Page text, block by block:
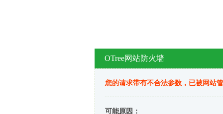
OTree网站防火墙
您的请求带有不合法参数，已被网站
可能原因：